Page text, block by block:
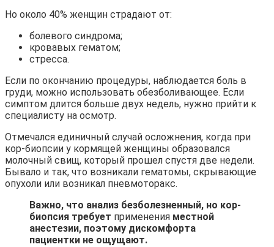
Но около 40% женщин страдают от:
болевого синдрома;
кровавых гематом;
стресса.
Если по окончанию процедуры, наблюдается боль в
груди, можно использовать обезболивающее. Если
симптом длится больше двух недель, нужно прийти к
специалисту на осмотр.
Отмечался единичный случай осложнения, когда при
кор-биопсии у кормящей женщины образовался
молочный свищ, который прошел спустя две недели.
Бывало и так, что возникали гематомы, скрывающие
опухоли или возникал пневмоторакс.
Важно, что анализ безболезненный, но кор-
биопсия требует применения местной
анестезии, поэтому дискомфорта
пациентки не ощущают.